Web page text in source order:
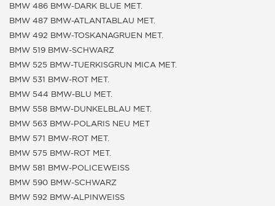
BMW 486 BMW-DARK BLUE MET.
BMW 487 BMW-ATLANTABLAU MET.
BMW 492 BMW-TOSKANAGRUEN MET.
BMW 519 BMW-SCHWARZ
BMW 525 BMW-TUERKISGRUN MICA MET.
BMW 531 BMW-ROT MET.
BMW 544 BMW-BLU MET.
BMW 558 BMW-DUNKELBLAU MET.
BMW 563 BMW-POLARIS NEU MET
BMW 571 BMW-ROT MET.
BMW 575 BMW-ROT MET.
BMW 581 BMW-POLICEWEISS
BMW 590 BMW-SCHWARZ
BMW 592 BMW-ALPINWEISS